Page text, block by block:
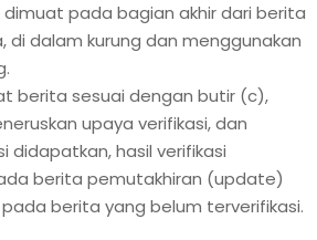
dimuat pada bagian akhir dari berita
di dalam kurung dan menggunakan
berita sesuai dengan butir (c),
upaya verifikasi, dan
didapatkan, hasil verifikasi
berita pemutakhiran (update)
berita yang belum terverifikasi.